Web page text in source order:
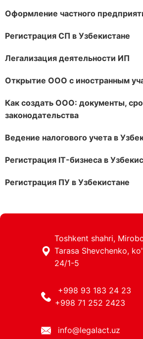
Оформление частного
Регистрация СП в Узбекистане
Легализация деятельности ИП
Открытие ООО с иностранным
Как создать ООО: документы,
законодательства
Ведение налогового учета в
Регистрация IT-бизнеса в
Регистрация ПУ в Узбекистане
Toshkent shahri,
Tarasa Shevchenko,
24/1-5
+998 93 183 24 23
+998 71 252 2423
info@legalact.uz